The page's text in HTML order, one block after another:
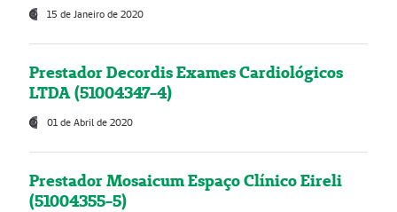
15 de Janeiro de 2020
Prestador Decordis Exames Cardiológicos
LTDA (51004347-4)
01 de Abril de 2020
Prestador Mosaicum Espaço Clínico Eireli
(51004355-5)